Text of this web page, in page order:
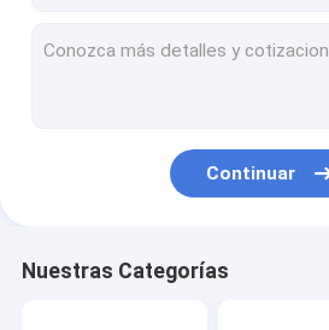
Continuar
Nuestras Categorías